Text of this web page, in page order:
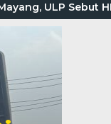
ULP Sebut HPS